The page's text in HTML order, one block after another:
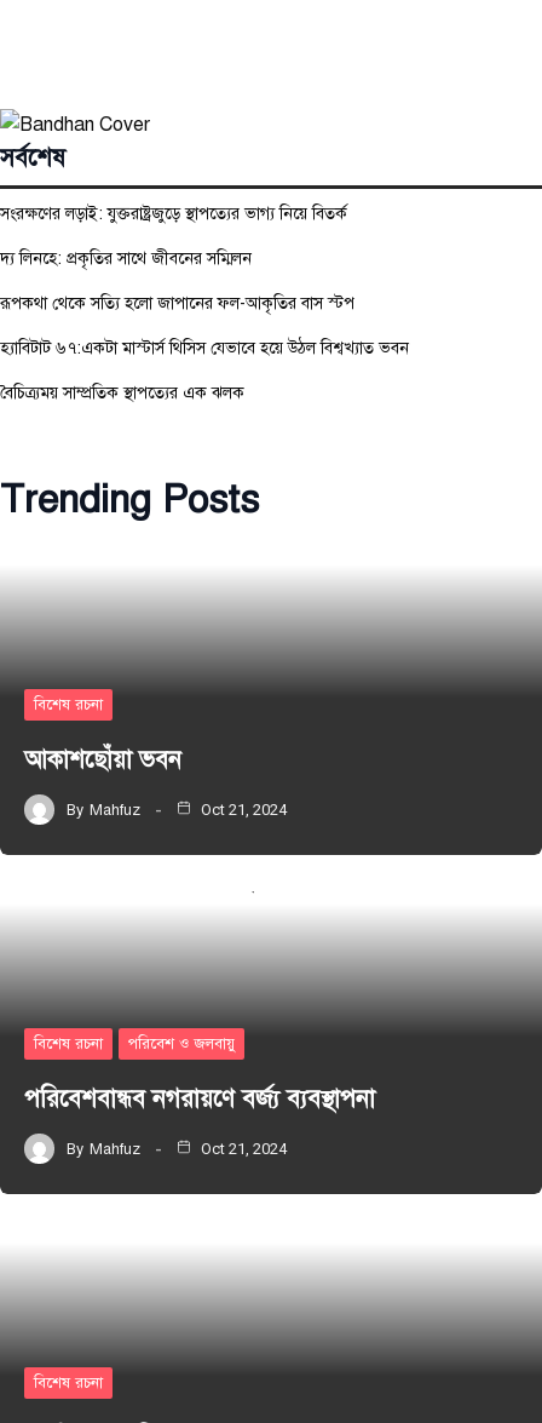
সর্বশেষ
সংরক্ষণের লড়াই: যুক্তরাষ্ট্রজুড়ে স্থাপত্যের ভাগ্য নিয়ে বিতর্ক
দ্য লিনহে: প্রকৃতির সাথে জীবনের সম্মিলন
রূপকথা থেকে সত্যি হলো জাপানের ফল-আকৃতির বাস স্টপ
হ্যাবিটাট ৬৭:একটা মাস্টার্স থিসিস যেভাবে হয়ে উঠল বিশ্বখ্যাত ভবন
বৈচিত্র্যময় সাম্প্রতিক স্থাপত্যের এক ঝলক
Trending Posts
বিশেষ রচনা
আকাশছোঁয়া ভবন
By Mahfuz Oct 21, 2024
বিশেষ রচনা পরিবেশ ও জলবায়ু
পরিবেশবান্ধব নগরায়ণে বর্জ্য ব্যবস্থাপনা
By Mahfuz Oct 21, 2024
বিশেষ রচনা